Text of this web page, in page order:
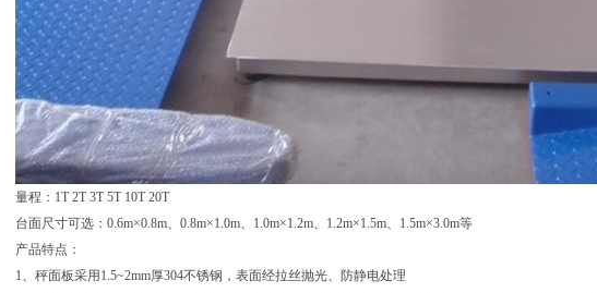
量程：1T 2T 3T 5T 10T 20T
台面尺寸可选：0.6m×0.8m、0.8m×1.0m、1.0m×1.2m、1.2m×1.5m、1.5m×3.0m等
产品特点：
1、秤面板采用1.5~2mm厚304不锈钢，表面经拉丝抛光、防静电处理